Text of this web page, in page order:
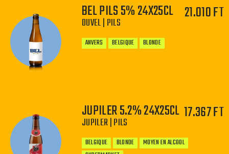
−
BEL PILS 5% 24X25CL
DUVEL | PILS
21.010 FT
ANVERS BELGIQUE BLONDE
− +
JUPILER 5.2% 24X25CL
JUPILER | PILS
17.367 FT
BELGIQUE BLONDE
MOYEN EN ALCOOL